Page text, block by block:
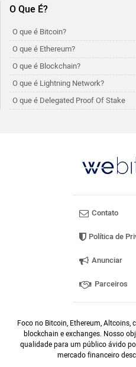
O Que É?
O que é Bitcoin?
O que é Ethereum?
O que é Blockchain?
O que é Lightning Network?
O que é Delegated Proof Of Stake
Contato
Política de
Anunciar
Parceiros
Foco no Bitcoin, Ethereum,
blockchain e exchanges. Nosso
qualidade para um público ávido
mercado financeiro